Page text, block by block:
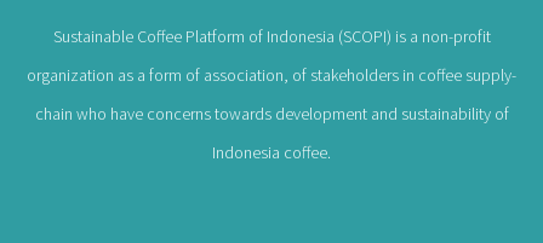
Sustainable Coffee Platform of Indonesia (SCOPI) is a non-profit
organization as a form of association, of stakeholders in coffee supply-
chain who have concerns towards development and sustainability of
Indonesia coffee.